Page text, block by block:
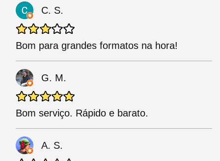
C. S.
Bom para grandes formatos na hora!
G. M.
Bom serviço. Rápido e barato.
A. S.